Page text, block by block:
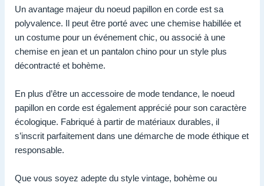
Un avantage majeur du noeud papillon en corde est sa
polyvalence. Il peut être porté avec une chemise habillée et
un costume pour un événement chic, ou associé à une
chemise en jean et un pantalon chino pour un style plus
décontracté et bohème.
En plus d’être un accessoire de mode tendance, le noeud
papillon en corde est également apprécié pour son caractère
écologique. Fabriqué à partir de matériaux durables, il
s’inscrit parfaitement dans une démarche de mode éthique et
responsable.
Que vous soyez adepte du style vintage, bohème ou